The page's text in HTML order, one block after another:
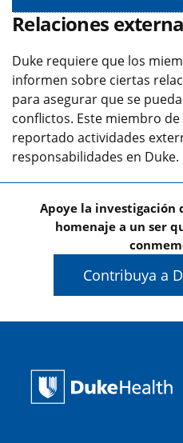
Relaciones
Duke requiere que los
informen sobre ciertas
para asegurar que se
conflictos. Este miembro
reportado actividades
responsabilidades en Duke.
Apoye la investigación
homenaje a un ser
Contribuya a